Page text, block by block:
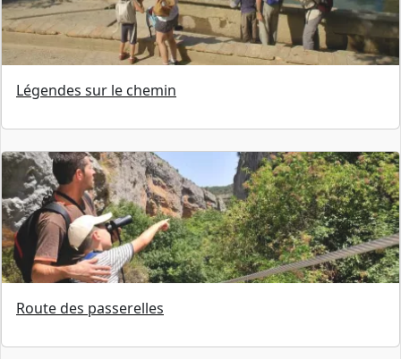
Légendes sur le chemin
Route des passerelles